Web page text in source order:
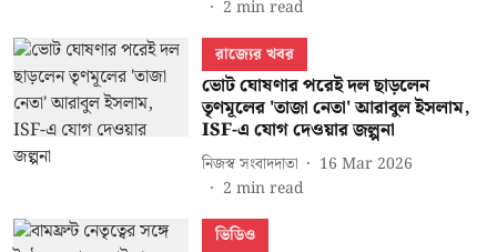
2 min read
রাজ্যের খবর
ভোট ঘোষণার পরেই দল ছাড়লেন
তৃণমূলের 'তাজা নেতা' আরাবুল ইসলাম,
ISF-এ যোগ দেওয়ার জল্পনা
নিজস্ব সংবাদদাতা
16 Mar 2026
2 min read
ভিডিও